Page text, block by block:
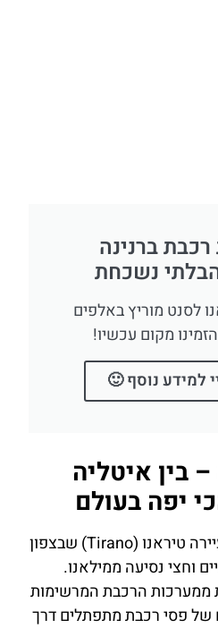
ברנינה
נשכחת
לסנט מוריץ באלפים
מקום עכשיו!
למידע נוסף 🙂
בין איטליה
יפה בעולם
רכבת ברנינה יוצאת מהעיירה טיראנו (Tirano) שבצפון
וחצי נסיעה ממילאנו.
הרכבת המרשימות
של פסי רכבת מתפתלים דרך